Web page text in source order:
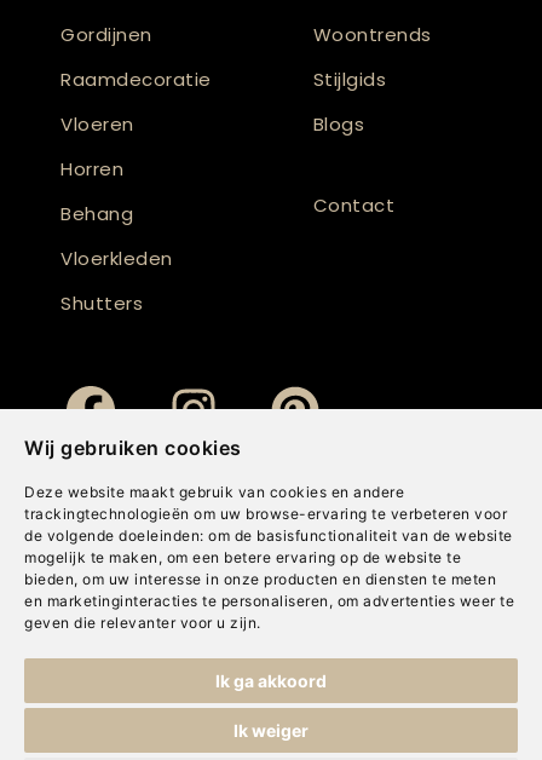
Wij gebruiken cookies
Deze website maakt gebruik van cookies en andere
trackingtechnologieën om uw browse-ervaring te verbeteren voor
de volgende doeleinden: om de basisfunctionaliteit van de website
mogelijk te maken , om een betere ervaring op de website te
bieden, om uw interesse in onze producten en diensten te meten
en marketinginteracties te personaliseren , om advertenties weer te
geven die relevanter voor u zijn.
Ik ga akkoord
Ik weiger
Gordijnen
Raamdecoratie
Vloeren
Horren
Behang
Vloerkleden
Shutters
Woontrends
Stijlgids
Blogs
Contact
Cookies